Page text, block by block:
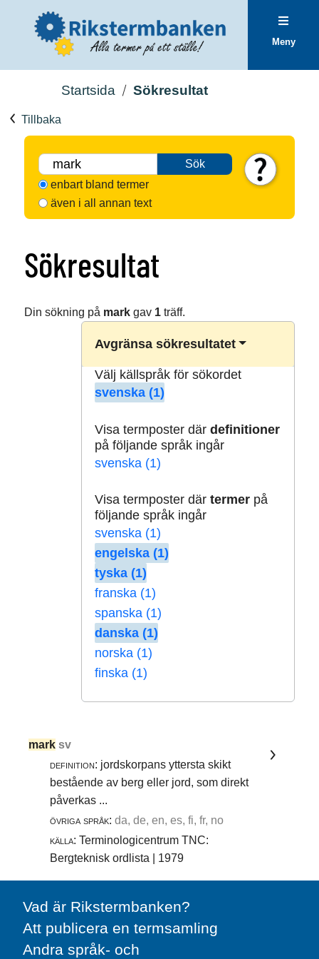
Meny
Startsida Sökresultat
Tillbaka
Sök
enbart bland termer
även i all annan text
Sökresultat
Din sökning på markgav 1träff.
Avgränsa sökresultatet
Välj källspråk för sökordet
svenska (1)
Visa termposter där definitioner
på följande språk ingår
svenska (1)
Visa termposter där termerpå
följande språk ingår
svenska (1)
engelska (1)
tyska (1)
franska (1)
spanska (1)
danska (1)
norska (1)
finska (1)
mark sv
definition: jordskorpans yttersta skikt
bestående av berg eller jord, som direkt
påverkas ...
övriga språk: da, de, en, es, fi, fr, no
källa: Terminologicentrum TNC:
Bergteknisk ordlista | 1979
Vad är Rikstermbanken?
Att publicera en termsamling
Andra språk- och